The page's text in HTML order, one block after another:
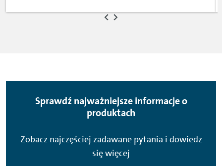
Sprawdź najważniejsze informacje o
produktach
Zobacz najczęściej zadawane pytania i dowiedz
się więcej